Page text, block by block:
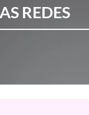
REDES